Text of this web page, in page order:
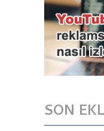
SON